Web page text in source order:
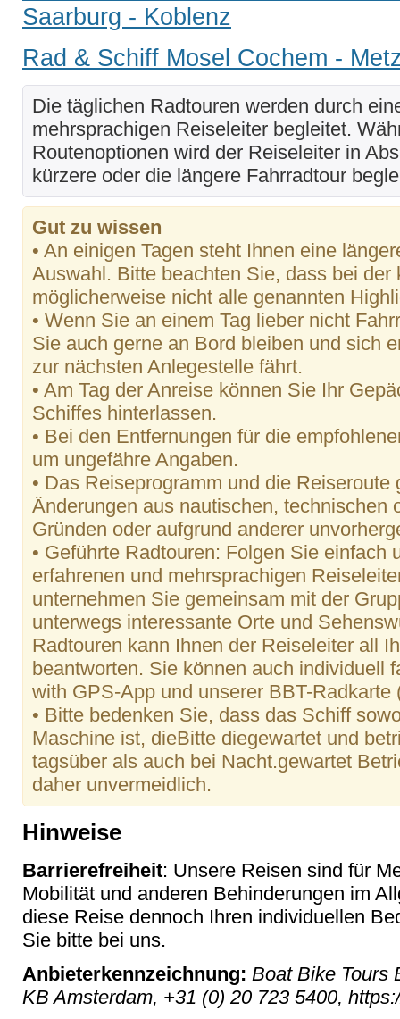
Saarburg - Koblenz
Rad & Schiff Mosel Cochem -
Die täglichen Radtouren werden durch
mehrsprachigen Reiseleiter begleitet.
Routenoptionen wird der Reiseleiter in
kürzere oder die längere Fahrradtour
Gut zu wissen
• An einigen Tagen steht Ihnen eine
Auswahl. Bitte beachten Sie, dass bei der
möglicherweise nicht alle genannten
• Wenn Sie an einem Tag lieber nicht
Sie auch gerne an Bord bleiben und sich
zur nächsten Anlegestelle fährt.
• Am Tag der Anreise können Sie Ihr
Schiffes hinterlassen.
• Bei den Entfernungen für die
um ungefähre Angaben.
• Das Reiseprogramm und die
Änderungen aus nautischen, technischen
Gründen oder aufgrund anderer
• Geführte Radtouren: Folgen Sie einfach
erfahrenen und mehrsprachigen
unternehmen Sie gemeinsam mit der
unterwegs interessante Orte und
Radtouren kann Ihnen der Reiseleiter all
beantworten. Sie können auch individuell
with GPS-App und unserer BBT-Radkarte
• Bitte bedenken Sie, dass das Schiff
Maschine ist, dieBitte diegewartet und
tagsüber als auch bei Nacht.gewartet
daher unvermeidlich.
Hinweise
Barrierefreiheit: Unsere Reisen sind für
Mobilität und anderen Behinderungen im
diese Reise dennoch Ihren individuellen
Sie bitte bei uns.
Anbieterkennzeichnung: Boat Bike Tours
KB Amsterdam, +31 (0) 20 723 5400,